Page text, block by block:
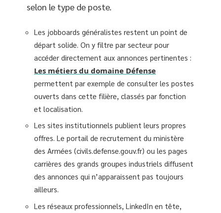
selon le type de poste.
Les jobboards généralistes restent un point de
départ solide. On y filtre par secteur pour
accéder directement aux annonces pertinentes :
Les métiers du domaine Défense
permettent par exemple de consulter les postes
ouverts dans cette filière, classés par fonction
et localisation.
Les sites institutionnels publient leurs propres
offres. Le portail de recrutement du ministère
des Armées (civils.defense.gouv.fr) ou les pages
carrières des grands groupes industriels diffusent
des annonces qui n’apparaissent pas toujours
ailleurs.
Les réseaux professionnels, LinkedIn en tête,